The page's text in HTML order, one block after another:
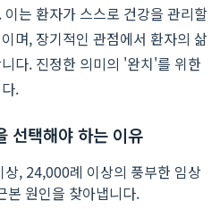
는 환자가 스스로 건강을 관리할
며, 장기적인 관점에서 환자의 삶
다. 진정한 의미의 '완치'를 위한
.
선택해야 하는 이유
상, 24,000례 이상의 풍부한 임상
본 원인을 찾아냅니다.